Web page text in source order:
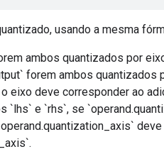
usando a mesma
ambos quantizados por
forem ambos quantizados
eixo deve corresponder ao
`lhs` e `rhs`, se